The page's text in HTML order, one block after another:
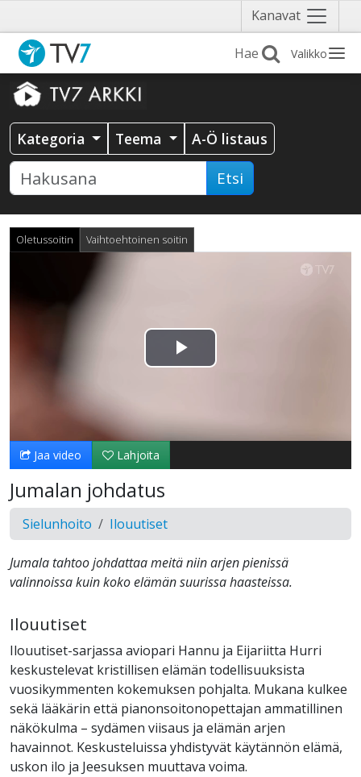
Kanavat Näytä
valikko
Valikko
Kategoria Teema A-Ö listaus
Etsi
Oletussoitin Vaihtoehtoinen soitin
Toista
Jaa video Lahjoita
Jumalan johdatus
Sielunhoito Ilouutiset
Jumala tahtoo johdattaa meitä niin arjen pienissä
valinnoissa kuin koko elämän suurissa haasteissa.
Ilouutiset
Ilouutiset-sarjassa aviopari Hannu ja Eijariitta Hurri
keskustelevat kristillisen elämän todellisuuksista
vuosikymmenten kokemuksen pohjalta. Mukana kulkee
sekä lääkärin että pianonsoitonopettajan ammatillinen
näkökulma – sydämen viisaus ja elämän arjen
havainnot. Keskusteluissa yhdistyvät käytännön elämä,
uskon ilo ja Jeesuksen muuttava voima.